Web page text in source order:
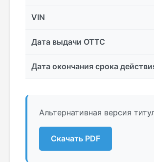
VIN
Дата выдачи ОТТС
Дата окончания срока
Альтернативная версия
Скачать PDF